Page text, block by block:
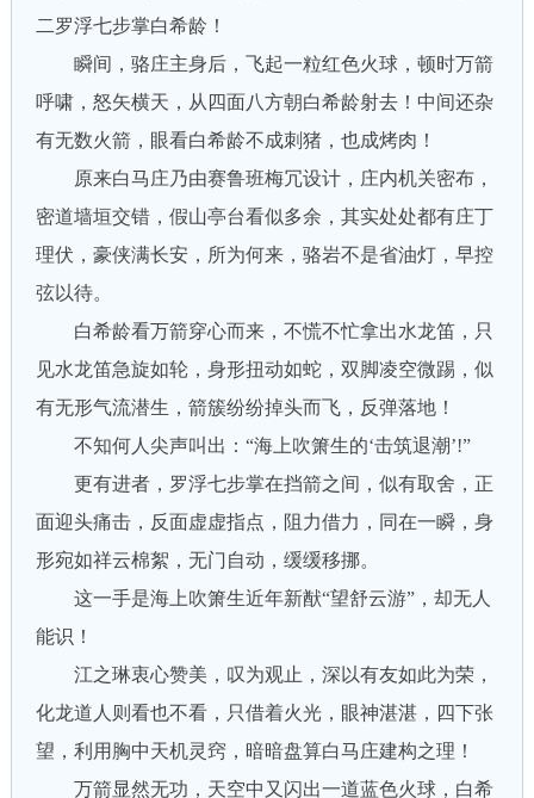
二罗浮七步掌白希龄！
瞬间，骆庄主身后，飞起一粒红色火球，顿时万箭
呼啸，怒矢横天，从四面八方朝白希龄射去！中间还杂
有无数火箭，眼看白希龄不成刺猪，也成烤肉！
原来白马庄乃由赛鲁班梅冗设计，庄内机关密布，
密道墙垣交错，假山亭台看似多余，其实处处都有庄丁
理伏，豪侠满长安，所为何来，骆岩不是省油灯，早控
弦以待。
白希龄看万箭穿心而来，不慌不忙拿出水龙笛，只
见水龙笛急旋如轮，身形扭动如蛇，双脚凌空微踢，似
有无形气流潜生，箭簇纷纷掉头而飞，反弹落地！
不知何人尖声叫出：“海上吹箫生的‘击筑退潮’!”
更有进者，罗浮七步掌在挡箭之间，似有取舍，正
面迎头痛击，反面虚虚指点，阻力借力，同在一瞬，身
形宛如祥云棉絮，无门自动，缓缓移挪。
这一手是海上吹箫生近年新猷“望舒云游”，却无人
能识！
江之琳衷心赞美，叹为观止，深以有友如此为荣，
化龙道人则看也不看，只借着火光，眼神湛湛，四下张
望，利用胸中天机灵窍，暗暗盘算白马庄建构之理！
万箭显然无功，天空中又闪出一道蓝色火球，白希